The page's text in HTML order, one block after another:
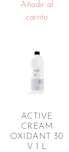
Añadir al
carrito
ACTIVE
CREAM
OXIDANT 30
V 1 L